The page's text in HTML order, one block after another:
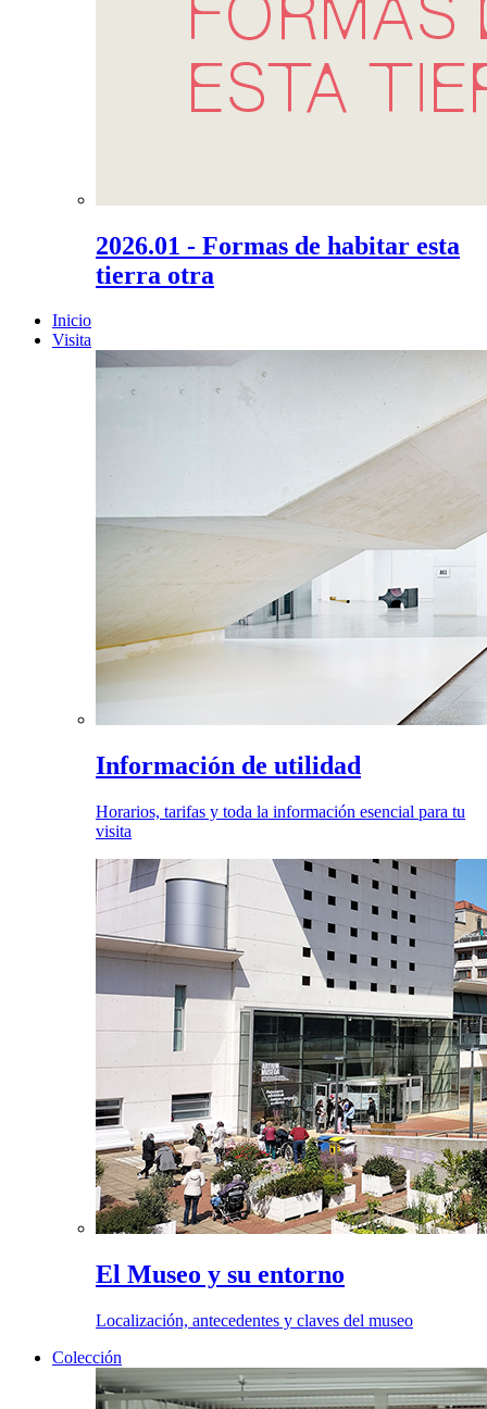
2026.01 - Formas de habitar esta
tierra otra
Inicio
Visita
Información de utilidad
Horarios, tarifas y toda la información esencial para tu
visita
El Museo y su entorno
Localización, antecedentes y claves del museo
Colección